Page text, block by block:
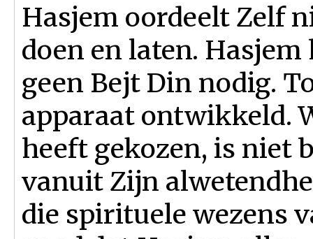
Hasjem oordeelt Zelf
doen en laten.
geen Bejt Din nodig.
apparaat ontwikkeld.
heeft gekozen, is niet
vanuit Zijn
die spirituele wezens